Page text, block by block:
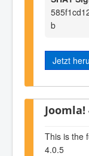
b
Jetzt
Joomla!
This is the
4.0.5